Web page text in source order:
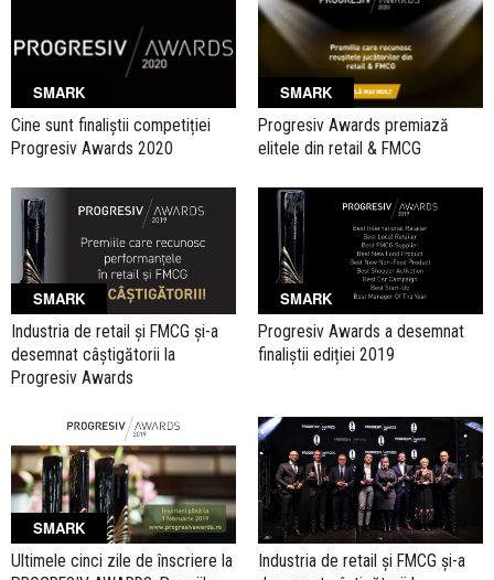
SMARK
Cine sunt finaliștii competiției
Progresiv Awards 2020
SMARK
Progresiv Awards premiază
elitele din retail & FMCG
SMARK
Industria de retail și FMCG și-a
desemnat câștigătorii la
Progresiv Awards
SMARK
Progresiv Awards a desemnat
finaliștii ediției 2019
SMARK
Ultimele cinci zile de înscriere la
Industria de retail și FMCG și-a